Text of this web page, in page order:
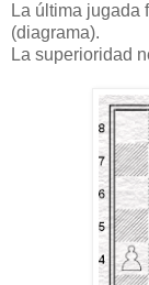
La última jugada
(diagrama).
La superioridad